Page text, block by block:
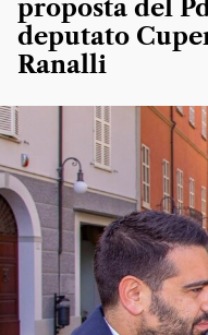
proposta del
deputato
Ranalli